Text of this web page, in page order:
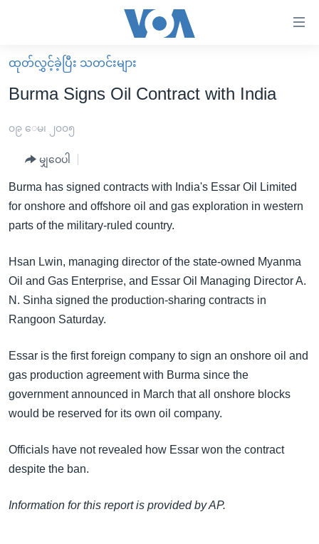
လွယ်ကူ
စေ
Link
များ
ပင်မ
အကြောင်းအရာ
သို့
ကြည့်
ရန်
ပင်မ
အ
စာမျက်နှာ
သို့
ကျော်
ကြည့်
ရှာဖွေ
ရန်
မူလစာမျက်နှာ
မြန်မာ
ကမ္ဘာ့သတင်းများ
နိုင်ငံတကာ
တရုတ်
အစ္စရေး-ပါလက်စတိုင်း
ရပ်ဝန်းတခု လမ်းတခု အလွန်
အင်္ဂလိပ်စာလေ့လာမယ်
မကြေးမုံရဲ့ အင်္ဂလိပ်စာ
ရုပ်ရှင်ထဲက အင်္ဂလိပ်စာ
ရေဒီယို
တီဗွီ
ရေဒီယိုနှင့်ရုပ်သံ အချက်အလက်များ
ရေဒီယို/တီဗွီအစီအစဉ်
ဗွီအိုအေ လူမှုကွန်ယက်များ
ဘာသာစကားများ
ထုတ်လွှင့်ခဲ့ပြီး သတင်းများ
Burma Signs Oil Contract with India
၀၉ ေမ၊ ၂၀၀၅
မျှဝေပါ
Burma has signed contracts with India's Essar Oil Limited
for onshore and offshore oil and gas exploration in western
parts of the military-ruled country.
Hsan Lwin, managing director of the state-owned Myanma
Oil and Gas Enterprise, and Essar Oil Managing Director A.
N. Sinha signed the production-sharing contracts in
Rangoon Saturday.
Essar is the first foreign company to sign an onshore oil and
gas production agreement with Burma since the
government announced in March that all onshore blocks
would be reserved for its own oil company.
Officials have not revealed how Essar won the contract
despite the ban.
Information for this report is provided by AP.